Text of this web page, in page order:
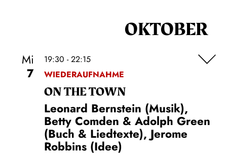
OKTOBER
Mi
7
19:30 - 22:15
WIEDERAUFNAHME
ON THE TOWN
Leonard Bernstein (Musik),
Betty Comden & Adolph Green
(Buch & Liedtexte), Jerome
Robbins (Idee)